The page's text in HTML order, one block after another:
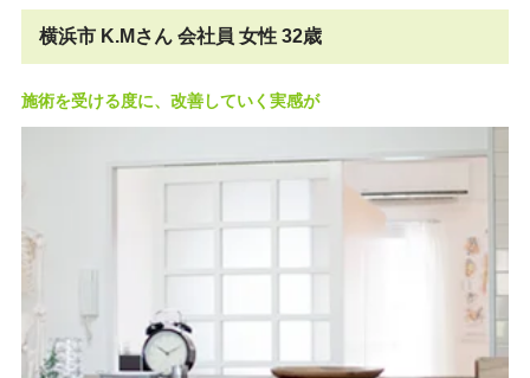
横浜市 K.Mさん 会社員 女性 32歳
施術を受ける度に、改善していく実感が